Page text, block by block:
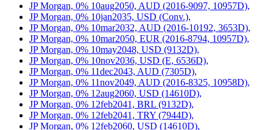
JP Morgan, 0% 10aug2050, AUD (2016-9097, 10957D),
JP Morgan, 0% 10jan2035, USD (Conv.),
JP Morgan, 0% 10mar2032, AUD (2016-10192, 3653D),
JP Morgan, 0% 10mar2050, EUR (2016-8794, 10957D),
JP Morgan, 0% 10may2048, USD (9132D),
JP Morgan, 0% 10nov2036, USD (E, 6536D),
JP Morgan, 0% 11dec2043, AUD (7305D),
JP Morgan, 0% 11nov2049, AUD (2016-8325, 10958D),
JP Morgan, 0% 12aug2060, USD (14610D),
JP Morgan, 0% 12feb2041, BRL (9132D),
JP Morgan, 0% 12feb2041, TRY (7944D),
JP Morgan, 0% 12feb2060, USD (14610D),